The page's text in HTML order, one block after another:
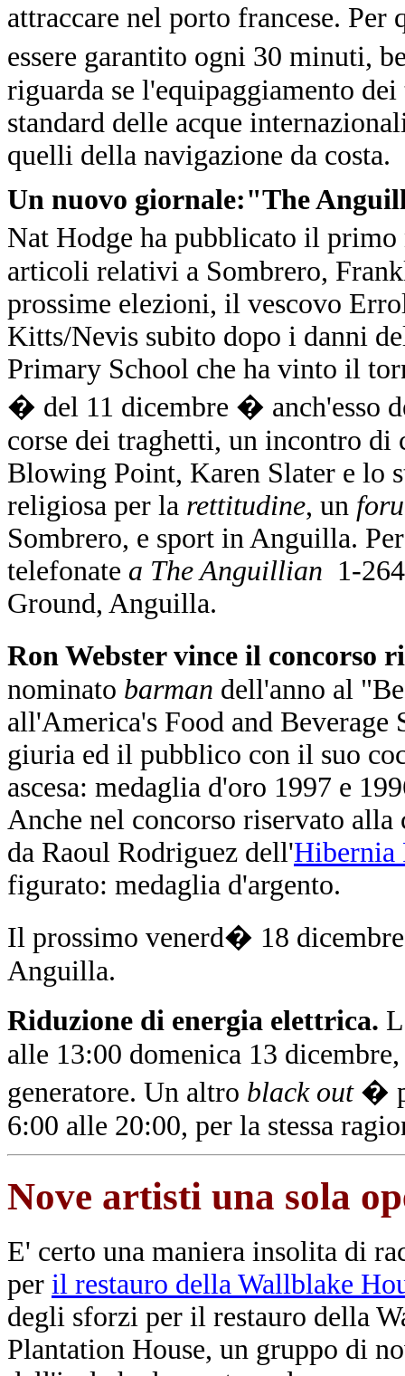
attraccare nel porto francese.
essere garantito ogni 30 minuti,
riguarda se l'equipaggiamento
standard delle acque
quelli della navigazione da costa.
Un nuovo giornale:"The
Nat Hodge ha pubblicato il
articoli relativi a Sombrero,
prossime elezioni, il vescovo
Kitts/Nevis subito dopo i danni
Primary School che ha vinto il
� del 11 dicembre � anch'esso
corse dei traghetti, un incontro
Blowing Point, Karen Slater e lo
religiosa per la rettitudine, un
Sombrero, e sport in Anguilla.
telefonate a The Anguillian 1-
Ground, Anguilla.
Ron Webster vince il concorso
nominato barman dell'anno al
all'America's Food and
giuria ed il pubblico con il suo
ascesa: medaglia d'oro 1997 e
Anche nel concorso riservato
da Raoul Rodriguez dell'Hibernia
figurato: medaglia d'argento.
Il prossimo venerd� 18
Anguilla.
Riduzione di energia elettrica.
alle 13:00 domenica 13
generatore. Un altro black out�
6:00 alle 20:00, per la stessa
Nove artisti una sola
E' certo una maniera insolita di
per il restauro della Wallblake
degli sforzi per il restauro della
Plantation House, un gruppo di